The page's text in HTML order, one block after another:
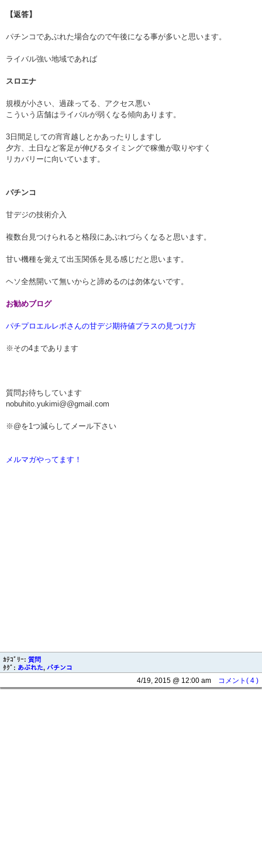
【返答】
パチンコであぶれた場合なので午後になる事が多いと思います。
ライバル強い地域であれば
スロエナ
規模が小さい、過疎ってる、アクセス悪い
こういう店舗はライバルが弱くなる傾向あります。
3日間足しての宵宵越しとかあったりしますし
夕方、土日など客足が伸びるタイミングで稼働が取りやすく
リカバリーに向いています。
パチンコ
甘デジの技術介入
複数台見つけられると格段にあぶれづらくなると思います。
甘い機種を覚えて出玉関係を見る感じだと思います。
ヘソ全然開いて無いからと諦めるのは勿体ないです。
お勧めブログ
パチプロエルレボさんの甘デジ期待値プラスの見つけ方
※その4まであります
質問お待ちしています
nobuhito.yukimi@@gmail.com
※@を1つ減らしてメール下さい
メルマガやってます！
ｶﾃｺﾞﾘｰ: 質問
ﾀｸﾞ: あぶれた, パチンコ
4/19, 2015 @ 12:00 am コメント( 4 )